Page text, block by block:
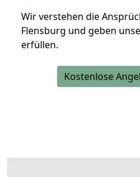
Wir verstehen die
Flensburg und geben
erfüllen.
Kostenlose